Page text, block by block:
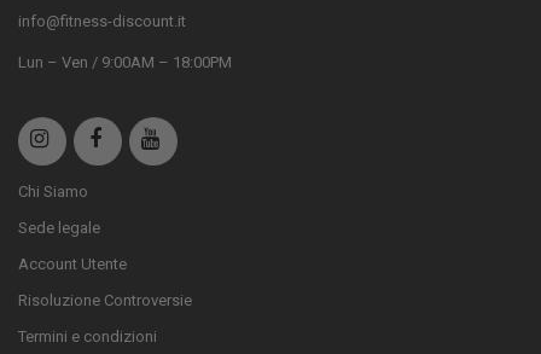
info@fitness-discount.it
Lun – Ven / 9:00AM – 18:00PM
Chi Siamo
Sede legale
Account Utente
Risoluzione Controversie
Termini e condizioni